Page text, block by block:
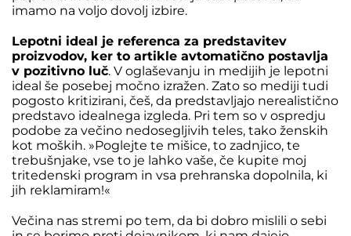
imamo na voljo dovolj izbire.
Lepotni ideal je referenca za predstavitev
proizvodov, ker to artikle avtomatično postavlja
v pozitivno luč. V oglaševanju in medijih je lepotni
ideal še posebej močno izražen. Zato so mediji tudi
pogosto kritizirani, češ, da predstavljajo nerealistično
predstavo idealnega izgleda. Pri tem so v ospredju
podobe za večino nedosegljivih teles, tako ženskih
kot moških. »Poglejte te mišice, to zadnjico, te
trebušnjake, vse to je lahko vaše, če kupite moj
tritedenski program in vsa prehranska dopolnila, ki
jih reklamiram!«
Večina nas stremi po tem, da bi dobro mislili o sebi